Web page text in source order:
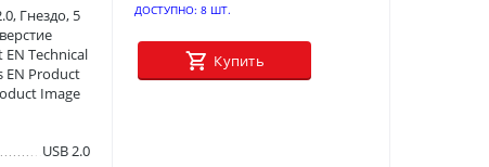
Гнездо, 5
Technical
EN Product
Image
USB 2.0
ДОСТУПНО: 8 ШТ.
Купить